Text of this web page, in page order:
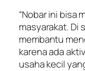
“Nobar ini bisa
masyarakat. Di
membantu
karena ada
usaha kecil